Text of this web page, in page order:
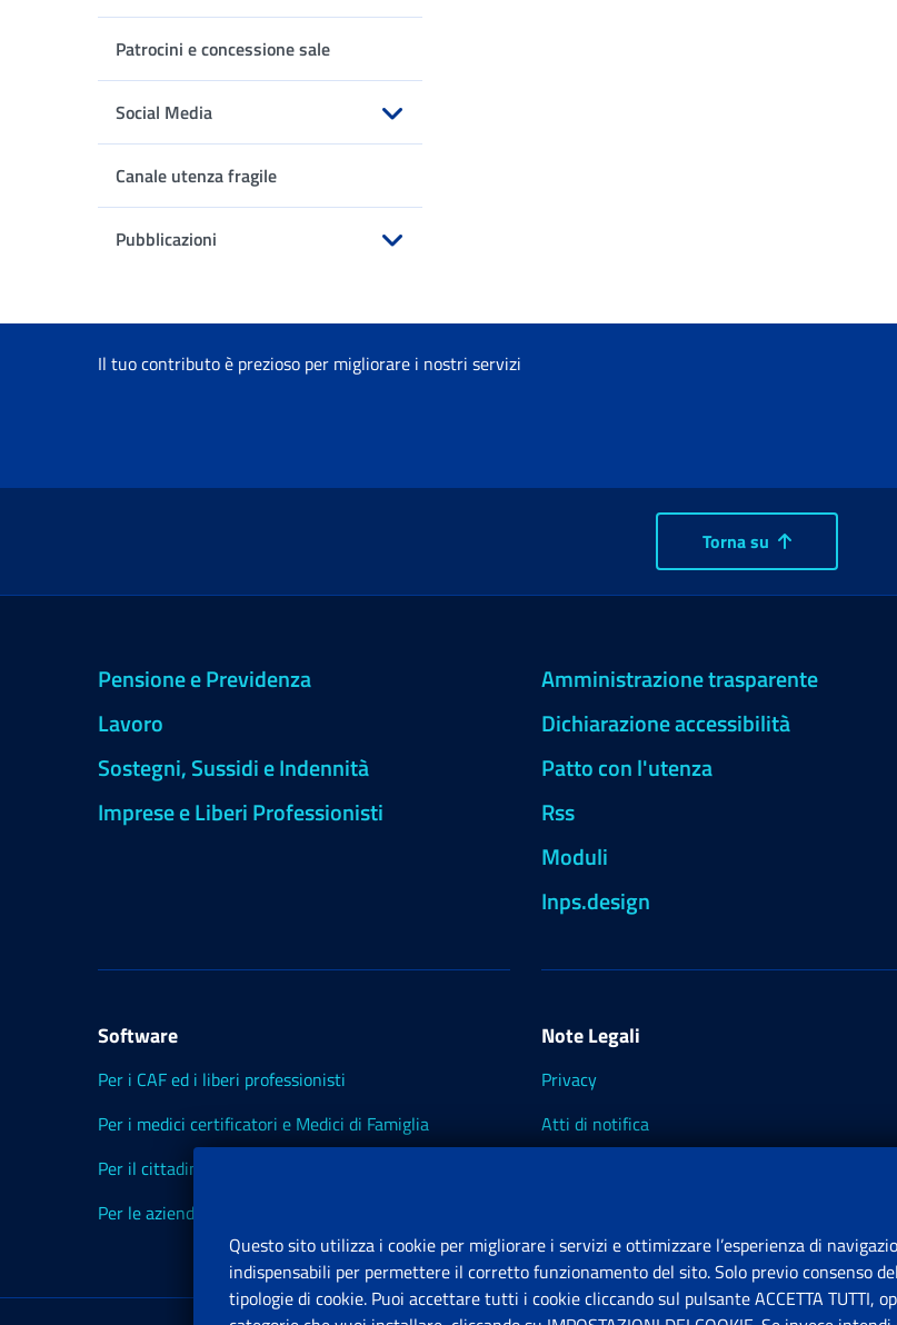
Apri sottomenu
Patrocini e concessione sale
Social Media
Apri sottomenu
Canale utenza fragile
Pubblicazioni
Il tuo contributo è prezioso per migliorare i nostri servizi
Torna su
Pensione e Previdenza
Lavoro
Sostegni, Sussidi e Indennità
Imprese e Liberi Professionisti
Amministrazione trasparente
Dichiarazione accessibilità
Patto con l'utenza
Rss
Moduli
Inps.design
Software
Per i CAF ed i liberi professionisti
Per i medici certificatori e Medici di Famiglia
Per il cittadino
Per le aziende ed i Consulenti
Note Legali
Privacy
Atti di notifica
Questo sito utilizza i cookie per migliorare i servizi e ottimizzare l’esperienza di
indispensabili per permettere il corretto funzionamento del sito. Solo previo consenso
tipologie di cookie. Puoi accettare tutti i cookie cliccando sul pulsante ACCETTA TUTTI,